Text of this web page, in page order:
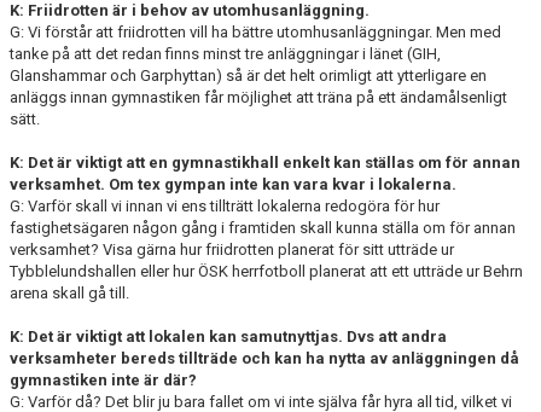
K: Friidrotten är i behov av utomhusanläggning.
G: Vi förstår att friidrotten vill ha bättre utomhusanläggningar. Men med
tanke på att det redan finns minst tre anläggningar i länet (GIH,
Glanshammar och Garphyttan) så är det helt orimligt att ytterligare en
anläggs innan gymnastiken får möjlighet att träna på ett ändamålsenligt
sätt.
K: Det är viktigt att en gymnastikhall enkelt kan ställas om för annan
verksamhet. Om tex gympan inte kan vara kvar i lokalerna.
G: Varför skall vi innan vi ens tillträtt lokalerna redogöra för hur
fastighetsägaren någon gång i framtiden skall kunna ställa om för annan
verksamhet? Visa gärna hur friidrotten planerat för sitt utträde ur
Tybblelundshallen eller hur ÖSK herrfotboll planerat att ett utträde ur Behrn
arena skall gå till.
K: Det är viktigt att lokalen kan samutnyttjas. Dvs att andra
verksamheter bereds tillträde och kan ha nytta av anläggningen då
gymnastiken inte är där?
G: Varför då? Det blir ju bara fallet om vi inte själva får hyra all tid, vilket vi